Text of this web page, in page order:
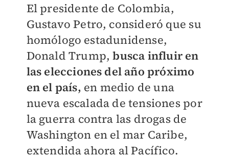
El presidente de Colombia,
Gustavo Petro, consideró que su
homólogo estadunidense,
Donald Trump,busca influir en
las elecciones del año próximo
en el país, en medio de una
nueva escalada de tensiones por
la guerra contra las drogas de
Washington en el mar Caribe,
extendida ahora al Pacífico.